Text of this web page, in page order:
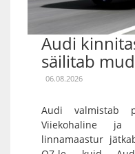
Audi
säilitab
06.08.2026
Audi valmistab
Viiekohaline ja
linnamaastur